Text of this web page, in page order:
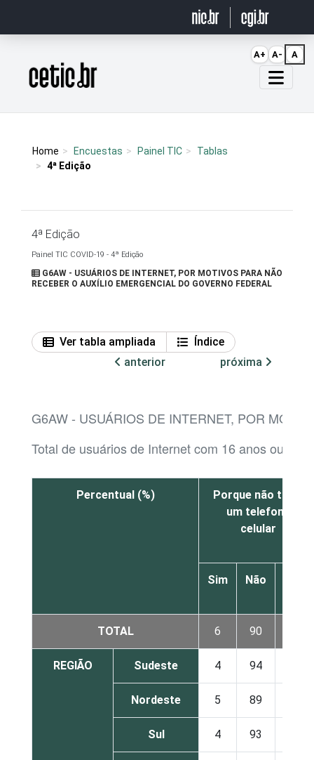
Página inicial
Home Encuestas Painel TIC
Tablas
4ª Edição
4ª Edição
Painel TIC COVID-19 - 4ª Edição
G6AW - USUÁRIOS DE INTERNET, POR MOTIVOS PARA NÃO
RECEBER O AUXÍLIO EMERGENCIAL DO GOVERNO FEDERAL
Ver tabla ampliada
Índice
anterior
próxima
G6AW - USUÁRIOS DE INTERNET, POR
Total de usuários de Internet com 16 anos ou
Percentual (%)
Porque não tinha
um telefone
celular
Sim Não
TOTAL 6 90
REGIÃO Sudeste 4 94
Nordeste 5 89
Sul 4 93
A+ A- A